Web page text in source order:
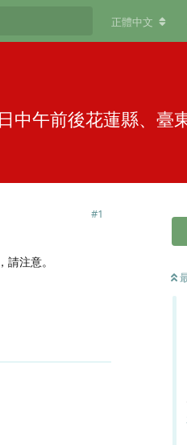
正體中文
中午前後花蓮縣、臺
#1
注意。